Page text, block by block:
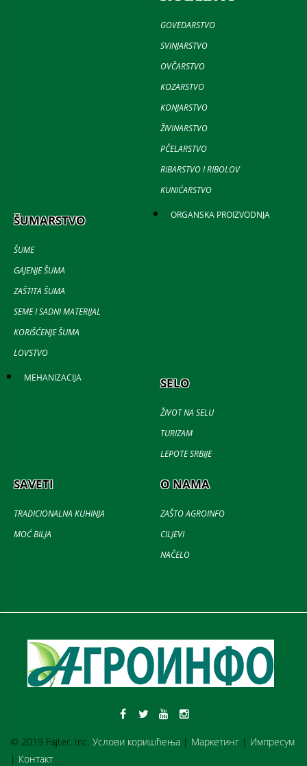
GOVEDARSTVO
SVINJARSTVO
OVČARSTVO
KOZARSTVO
KONJARSTVO
ŽIVINARSTVO
PČELARSTVO
RIBARSTVO I RIBOLOV
KUNIĆARSTVO
ŠUMARSTVO
ŠUME
GAJENJE ŠUMA
ZAŠTITA ŠUMA
SEME I SADNI MATERIJAL
KORIŠĆENJE ŠUMA
LOVSTVO
ORGANSKA PROIZVODNJA
MEHANIZACIJA SELO
ŽIVOT NA SELU
TURIZAM
LEPOTE SRBIJE
SAVETI
TRADICIONALNA KUHINJA
MOĆ BILJA
O NAMA
ZAŠTO AGROINFO
CILJEVI
NAČELO
© 2019 Fajter, Inc. Услови коришћења | Маркетинг | Импресум
| Контакт